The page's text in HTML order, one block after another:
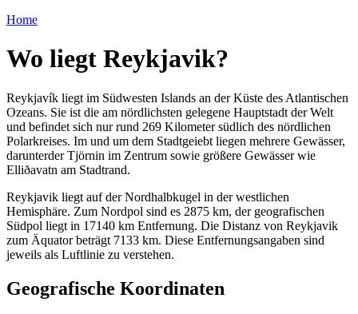
Home
Wo liegt Reykjavik?
Reykjavík liegt im Südwesten Islands an der Küste des Atlantischen
Ozeans. Sie ist die am nördlichsten gelegene Hauptstadt der Welt
und befindet sich nur rund 269 Kilometer südlich des nördlichen
Polarkreises. Im und um dem Stadtgeiebt liegen mehrere Gewässer,
darunterder Tjörnin im Zentrum sowie größere Gewässer wie
Elliðavatn am Stadtrand.
Reykjavik liegt auf der Nordhalbkugel in der westlichen
Hemisphäre. Zum Nordpol sind es 2875 km, der geografischen
Südpol liegt in 17140 km Entfernung. Die Distanz von Reykjavik
zum Äquator beträgt 7133 km. Diese Entfernungsangaben sind
jeweils als Luftlinie zu verstehen.
Geografische Koordinaten